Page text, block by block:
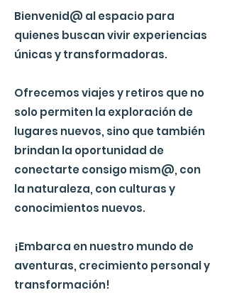
Bienvenid@ al espacio para
quienes buscan vivir experiencias
únicas y transformadoras.
Ofrecemos viajes y retiros que no
solo permiten la exploración de
lugares nuevos, sino que también
brindan la oportunidad de
conectarte consigo mism@, con
la naturaleza, con culturas y
conocimientos nuevos.
¡Embarca en nuestro mundo de
aventuras, crecimiento personal y
transformación!